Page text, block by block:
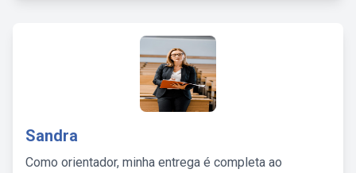
Sandra
Como orientador, minha entrega é completa ao